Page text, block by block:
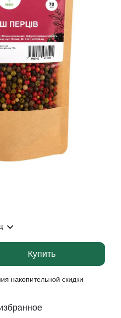
Купить
накопительной скидки